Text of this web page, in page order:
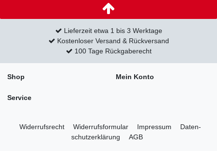
Lieferzeit etwa 1 bis 3 Werktage
Kostenloser Versand & Rückversand
100 Tage Rückgaberecht
Shop Mein Konto
Service
Widerrufs­recht Widerrufs­formular Impressum
Daten­
schutz­erklärung
AGB